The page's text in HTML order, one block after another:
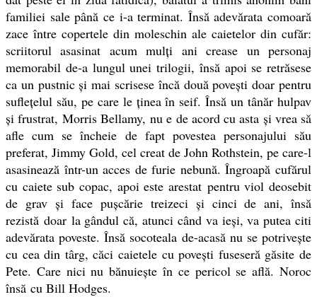
familiei sale până ce i-a terminat. Însă adevărata comoară
zace între copertele din moleschin ale caietelor din cufăr:
scriitorul asasinat acum mulți ani crease un personaj
memorabil de-a lungul unei trilogii, însă apoi se retrăsese
ca un pustnic și mai scrisese încă două povești doar pentru
suflețelul său, pe care le ținea în seif. Însă un tânăr hulpav
și frustrat, Morris Bellamy, nu e de acord cu asta și vrea să
afle cum se încheie de fapt povestea personajului său
preferat, Jimmy Gold, cel creat de John Rothstein, pe care-l
asasinează într-un acces de furie nebună. Îngroapă cufărul
cu caiete sub copac, apoi este arestat pentru viol deosebit
de grav și face pușcărie treizeci și cinci de ani, însă
rezistă doar la gândul că, atunci când va ieși, va putea citi
adevărata poveste. Însă socoteala de-acasă nu se potrivește
cu cea din târg, căci caietele cu povești fuseseră găsite de
Pete. Care nici nu bănuiește în ce pericol se află. Noroc
însă cu Bill Hodges.